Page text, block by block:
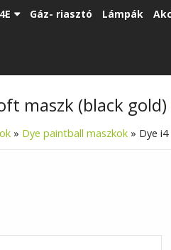
Gáz- riasztó Lámpák
maszk (black gold)
» Dye paintball maszkok » Dye